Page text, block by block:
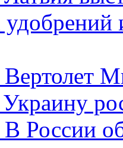
Вертолет
В России